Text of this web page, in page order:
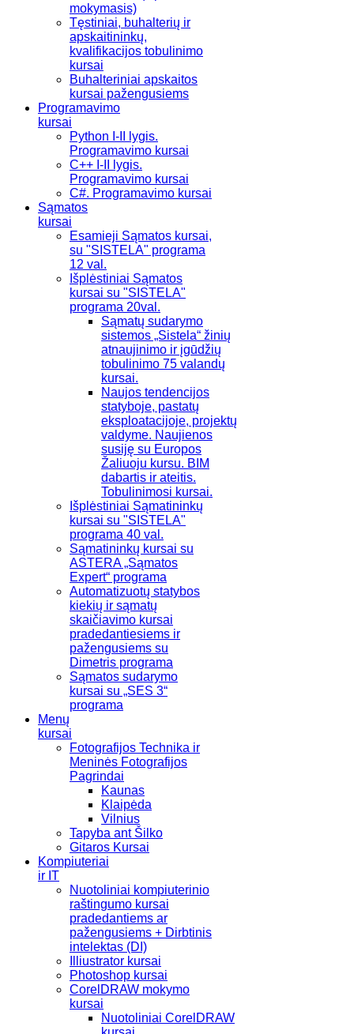
mokymasis)
Tęstiniai, buhalterių ir
apskaitininkų,
kvalifikacijos tobulinimo
kursai
Buhalteriniai apskaitos
kursai pažengusiems
Programavimo
kursai
Python I-II lygis.
Programavimo kursai
C++ I-II lygis.
Programavimo kursai
C#. Programavimo kursai
Sąmatos
kursai
Esamieji Sąmatos kursai,
su "SISTELA" programa
12 val.
Išplėstiniai Sąmatos
kursai su "SISTELA"
programa 20val.
Sąmatų sudarymo
sistemos „Sistela“ žinių
atnaujinimo ir įgūdžių
tobulinimo 75 valandų
kursai.
Naujos tendencijos
statyboje, pastatų
eksploatacijoje, projektų
valdyme. Naujienos
susiję su Europos
Žaliuoju kursu. BIM
dabartis ir ateitis.
Tobulinimosi kursai.
Išplėstiniai Sąmatininkų
kursai su "SISTELA"
programa 40 val.
Sąmatininkų kursai su
ASTERA „Sąmatos
Expert“ programa
Automatizuotų statybos
kiekių ir sąmatų
skaičiavimo kursai
pradedantiesiems ir
pažengusiems su
Dimetris programa
Sąmatos sudarymo
kursai su „SES 3“
programa
Menų
kursai
Fotografijos Technika ir
Meninės Fotografijos
Pagrindai
Kaunas
Klaipėda
Vilnius
Tapyba ant Šilko
Gitaros Kursai
Kompiuteriai
ir IT
Nuotoliniai kompiuterinio
raštingumo kursai
pradedantiems ar
pažengusiems + Dirbtinis
intelektas (DI)
Illiustrator kursai
Photoshop kursai
CorelDRAW mokymo
kursai
Nuotoliniai CorelDRAW